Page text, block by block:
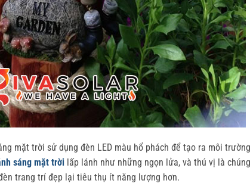
mặt trời sử dụng đèn LED màu hổ phách để tạo ra môi
sáng mặt trời lấp lánh như những ngọn lửa, và thú vị là
trang trí đẹp lại tiêu thụ ít năng lượng hơn.